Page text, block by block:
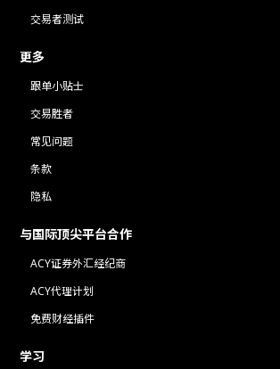
交易者测试
更多
跟单小贴士
交易胜者
常见问题
条款
隐私
与国际顶尖平台合作
ACY证券外汇经纪商
ACY代理计划
免费财经插件
学习